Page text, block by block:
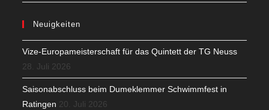
Neuigkeiten
Vize-Europameisterschaft für das Quintett der TG Neuss
28. Juli 2026
Saisonabschluss beim Dumeklemmer Schwimmfest in
Ratingen 20. Juli 2026